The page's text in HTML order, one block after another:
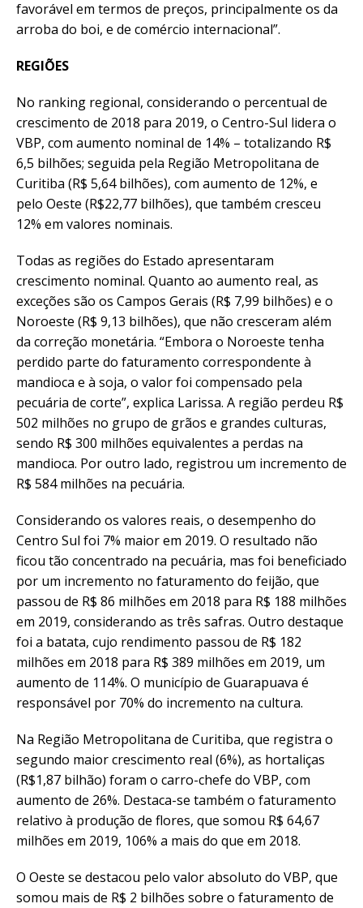
favorável em termos de preços, principalmente os da
arroba do boi, e de comércio internacional”.
REGIÕES
No ranking regional, considerando o percentual de
crescimento de 2018 para 2019, o Centro-Sul lidera o
VBP, com aumento nominal de 14% – totalizando R$
6,5 bilhões; seguida pela Região Metropolitana de
Curitiba (R$ 5,64 bilhões), com aumento de 12%, e
pelo Oeste (R$22,77 bilhões), que também cresceu
12% em valores nominais.
Todas as regiões do Estado apresentaram
crescimento nominal. Quanto ao aumento real, as
exceções são os Campos Gerais (R$ 7,99 bilhões) e o
Noroeste (R$ 9,13 bilhões), que não cresceram além
da correção monetária. “Embora o Noroeste tenha
perdido parte do faturamento correspondente à
mandioca e à soja, o valor foi compensado pela
pecuária de corte”, explica Larissa. A região perdeu R$
502 milhões no grupo de grãos e grandes culturas,
sendo R$ 300 milhões equivalentes a perdas na
mandioca. Por outro lado, registrou um incremento de
R$ 584 milhões na pecuária.
Considerando os valores reais, o desempenho do
Centro Sul foi 7% maior em 2019. O resultado não
ficou tão concentrado na pecuária, mas foi beneficiado
por um incremento no faturamento do feijão, que
passou de R$ 86 milhões em 2018 para R$ 188 milhões
em 2019, considerando as três safras. Outro destaque
foi a batata, cujo rendimento passou de R$ 182
milhões em 2018 para R$ 389 milhões em 2019, um
aumento de 114%. O município de Guarapuava é
responsável por 70% do incremento na cultura.
Na Região Metropolitana de Curitiba, que registra o
segundo maior crescimento real (6%), as hortaliças
(R$1,87 bilhão) foram o carro-chefe do VBP, com
aumento de 26%. Destaca-se também o faturamento
relativo à produção de flores, que somou R$ 64,67
milhões em 2019, 106% a mais do que em 2018.
O Oeste se destacou pelo valor absoluto do VBP, que
somou mais de R$ 2 bilhões sobre o faturamento de